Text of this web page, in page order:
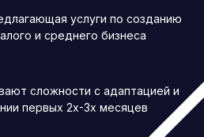
услуги по созданию
и среднего бизнеса
сложности с адаптацией и
первых 2х-3х месяцев